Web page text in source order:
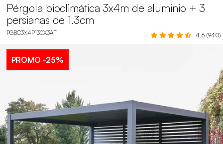
Pérgola bioclimática 3x4m de aluminio + 3
persianas de 1.3cm
PGBC3X4P130X3AT 4.6 (940)
PROMO -25%